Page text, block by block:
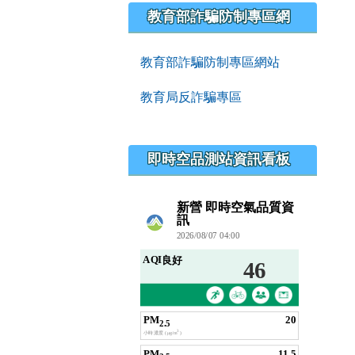
教育部詐騙防制專區網
教育部詐騙防制專區網站
教育局反詐騙專區
即時空品測站資訊看板